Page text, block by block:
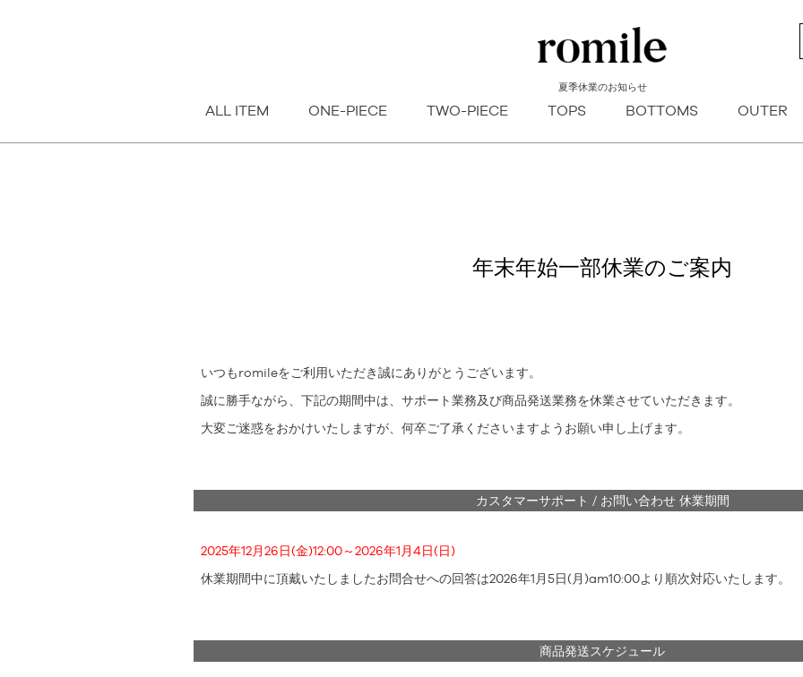
ALL ITEM ONE-PIECE TWO-PIECE TOPS BOTTOMS OUTER
キーワードヒット順
検索
夏季休業のお知らせ
年末年始一部休業のご案内
いつもromileをご利用いただき誠にありがとうございます。
誠に勝手ながら、下記の期間中は、サポート業務及び商品発送業務を休業させていただきます。
大変ご迷惑をおかけいたしますが、何卒ご了承くださいますようお願い申し上げます。
カスタマーサポート / お問い合わせ 休業期間
2025年12月26日(金)12:00～2026年1月4日(日)
休業期間中に頂戴いたしましたお問合せへの回答は2026年1月5日(月)am10:00より順次対応いたします。
商品発送スケジュール